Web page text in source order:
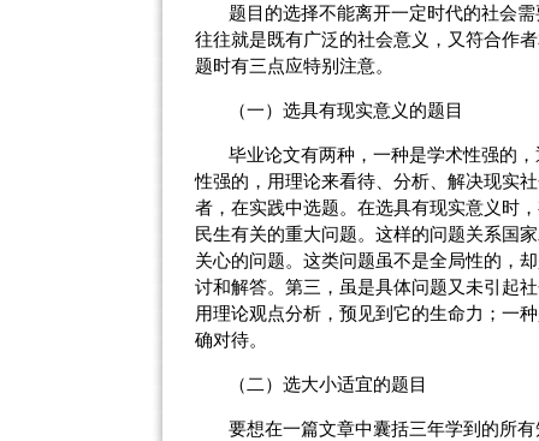
题目的选择不能离开一定时代的社会
往往就是既有广泛的社会意义，又符合作
题时有三点应特别注意。
（一）选具有现实意义的题目
毕业论文有两种，一种是学术性强的
性强的，用理论来看待、分析、解决现实
者，在实践中选题。在选具有现实意义时
民生有关的重大问题。这样的问题关系国
关心的问题。这类问题虽不是全局性的，
讨和解答。第三，虽是具体问题又未引起
用理论观点分析，预见到它的生命力；一
确对待。
（二）选大小适宜的题目
要想在一篇文章中囊括三年学到的所